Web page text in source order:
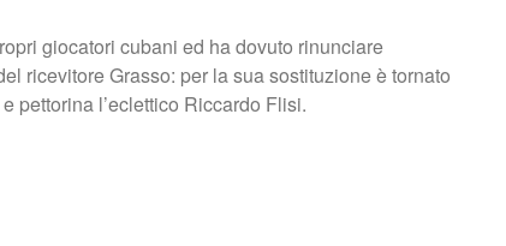
giocatori cubani ed ha dovuto rinunciare
ricevitore Grasso: per la sua sostituzione è tornato
pettorina l’eclettico Riccardo Flisi.